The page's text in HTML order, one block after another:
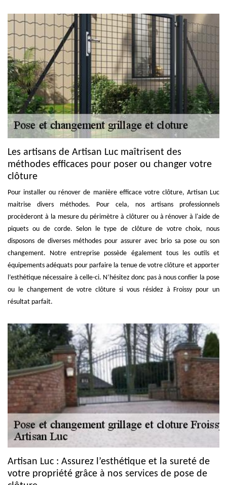
Les artisans de Artisan Luc maîtrisent des
méthodes efficaces pour poser ou changer votre
clôture
Pour installer ou rénover de manière efficace votre clôture, Artisan Luc
maitrise divers méthodes. Pour cela, nos artisans professionnels
procèderont à la mesure du périmètre à clôturer ou à rénover à l'aide de
piquets ou de corde. Selon le type de clôture de votre choix, nous
disposons de diverses méthodes pour assurer avec brio sa pose ou son
changement. Notre entreprise possède également tous les outils et
équipements adéquats pour parfaire la tenue de votre clôture et apporter
l’esthétique nécessaire à celle-ci. N’hésitez donc pas à nous confier la pose
ou le changement de votre clôture si vous résidez à Froissy pour un
résultat parfait.
Artisan Luc : Assurez l’esthétique et la sureté de
votre propriété grâce à nos services de pose de